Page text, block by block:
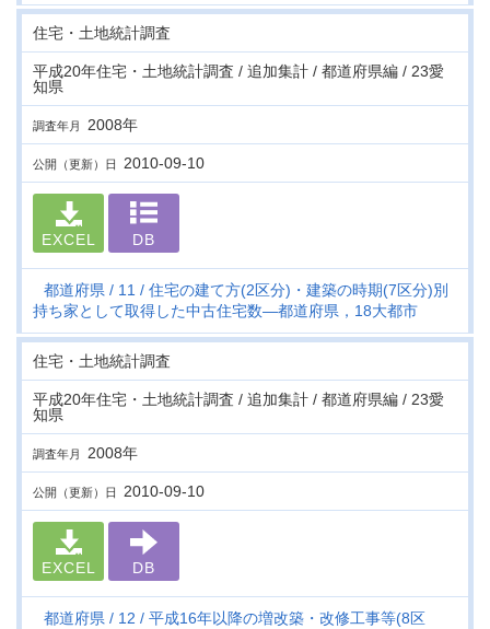
住宅・土地統計調査
平成20年住宅・土地統計調査 / 追加集計 / 都道府県編 / 23愛
知県
調査年月 2008年
公開（更新）日 2010-09-10
EXCEL DB
都道府県 11
住宅の建て方(2区分)・建築の時期(7区分)別
持ち家として取得した中古住宅数―都道府県，18大都市
住宅・土地統計調査
平成20年住宅・土地統計調査 / 追加集計 / 都道府県編 / 23愛
知県
調査年月 2008年
公開（更新）日 2010-09-10
EXCEL DB
都道府県 12
平成16年以降の増改築・改修工事等(8区